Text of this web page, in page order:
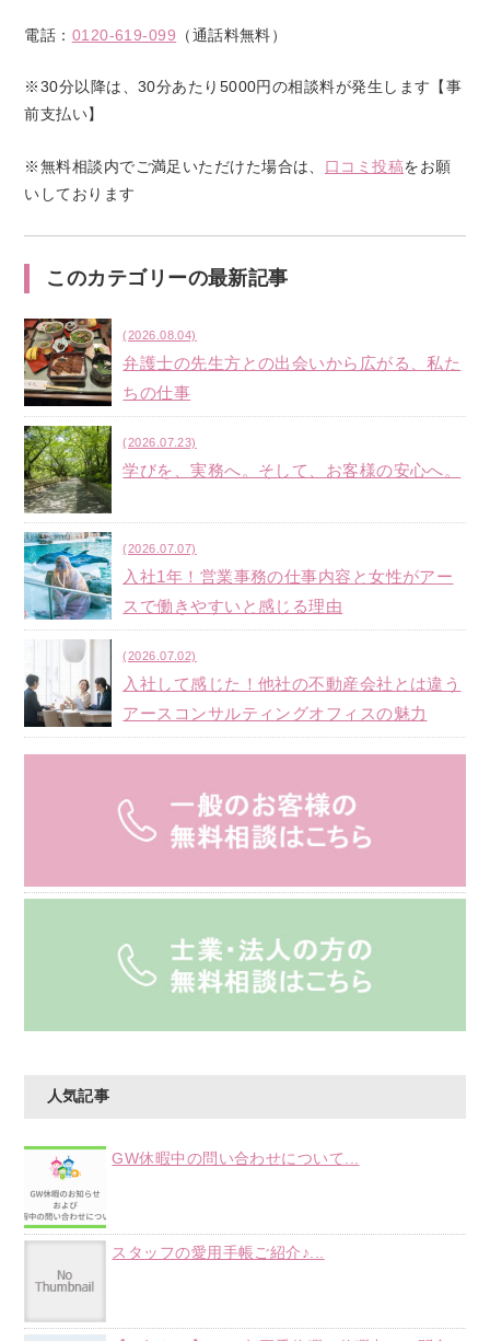
電話： 0120-619-099 （通話料無料）
※30分以降は、30分あたり5000円の相談料が発生します【事
前支払い】
※無料相談内でご満足いただけた場合は、 口コミ投稿をお願
いしております
このカテゴリーの最新記事
(2026.08.04)
弁護士の先生方との出会いから広がる、私た
ちの仕事
(2026.07.23)
学びを、実務へ。そして、お客様の安心へ。
(2026.07.07)
入社1年！営業事務の仕事内容と女性がアー
スで働きやすいと感じる理由
(2026.07.02)
入社して感じた！他社の不動産会社とは違う
アースコンサルティングオフィスの魅力
人気記事
GW休暇中の問い合わせについて...
スタッフの愛用手帳ご紹介♪...